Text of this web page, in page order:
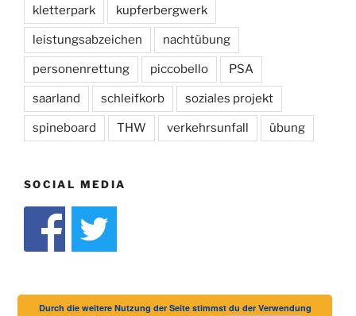
kletterpark kupferbergwerk
leistungsabzeichen nachtübung
personenrettung piccobello PSA
saarland schleifkorb soziales projekt
spineboard THW verkehrsunfall übung
SOCIAL MEDIA
Durch die weitere Nutzung der Seite stimmst du der Verwendung